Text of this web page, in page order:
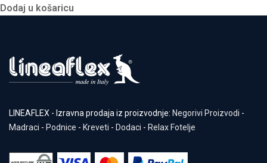
Dodaj u košaricu
LINEAFLEX - Izravna prodaja iz proizvodnje: Negorivi Proizvodi -
Madraci - Podnice - Kreveti - Dodaci - Relax Fotelje